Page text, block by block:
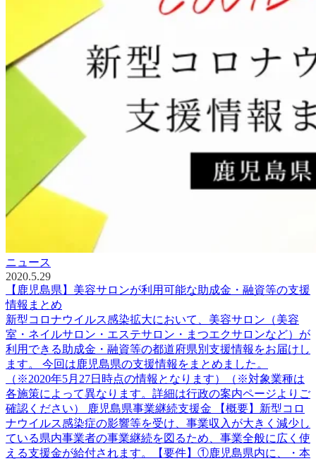
ニュース
2020.5.29
【鹿児島県】美容サロンが利用可能な助成金・融資等の支援
情報まとめ
新型コロナウイルス感染拡大において、美容サロン（美容
室・ネイルサロン・エステサロン・まつエクサロンなど）が
利用できる助成金・融資等の都道府県別支援情報をお届けし
ます。 今回は鹿児島県の支援情報をまとめました。
（※2020年5月27日時点の情報となります）（※対象業種は
各施策によって異なります。詳細は行政の案内ページよりご
確認ください） 鹿児島県事業継続支援金 【概要】新型コロ
ナウイルス感染症の影響等を受け、事業収入が大きく減少し
ている県内事業者の事業継続を図るため、事業全般に広く使
える支援金が給付されます。【要件】①鹿児島県内に、・本